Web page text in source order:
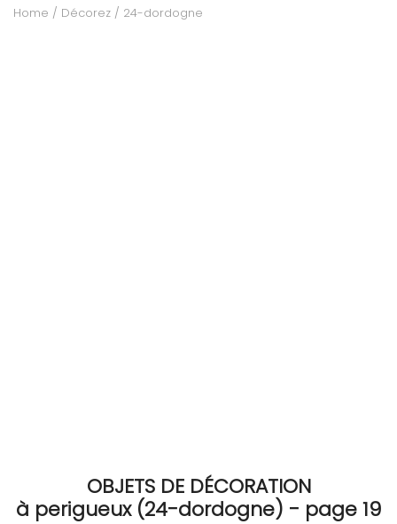
Home Décorez 24-dordogne
OBJETS DE DÉCORATION
à perigueux (24-dordogne) - page 19